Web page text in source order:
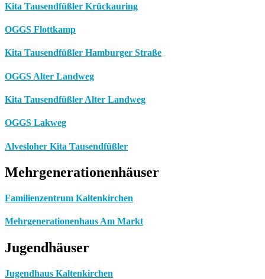
Kita Tausendfüßler Krückauring
OGGS Flottkamp
Kita Tausendfüßler Hamburger Straße
OGGS Alter Landweg
Kita Tausendfüßler Alter Landweg
OGGS Lakweg
Alvesloher Kita Tausendfüßler
Mehrgenerationenhäuser
Familienzentrum Kaltenkirchen
Mehrgenerationenhaus Am Markt
Jugendhäuser
Jugendhaus Kaltenkirchen